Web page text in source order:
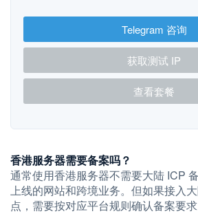
Telegram 咨询
获取测试 IP
查看套餐
香港服务器需要备案吗？
通常使用香港服务器不需要大陆 ICP
上线的网站和跨境业务。但如果接入
点，需要按对应平台规则确认备案要求